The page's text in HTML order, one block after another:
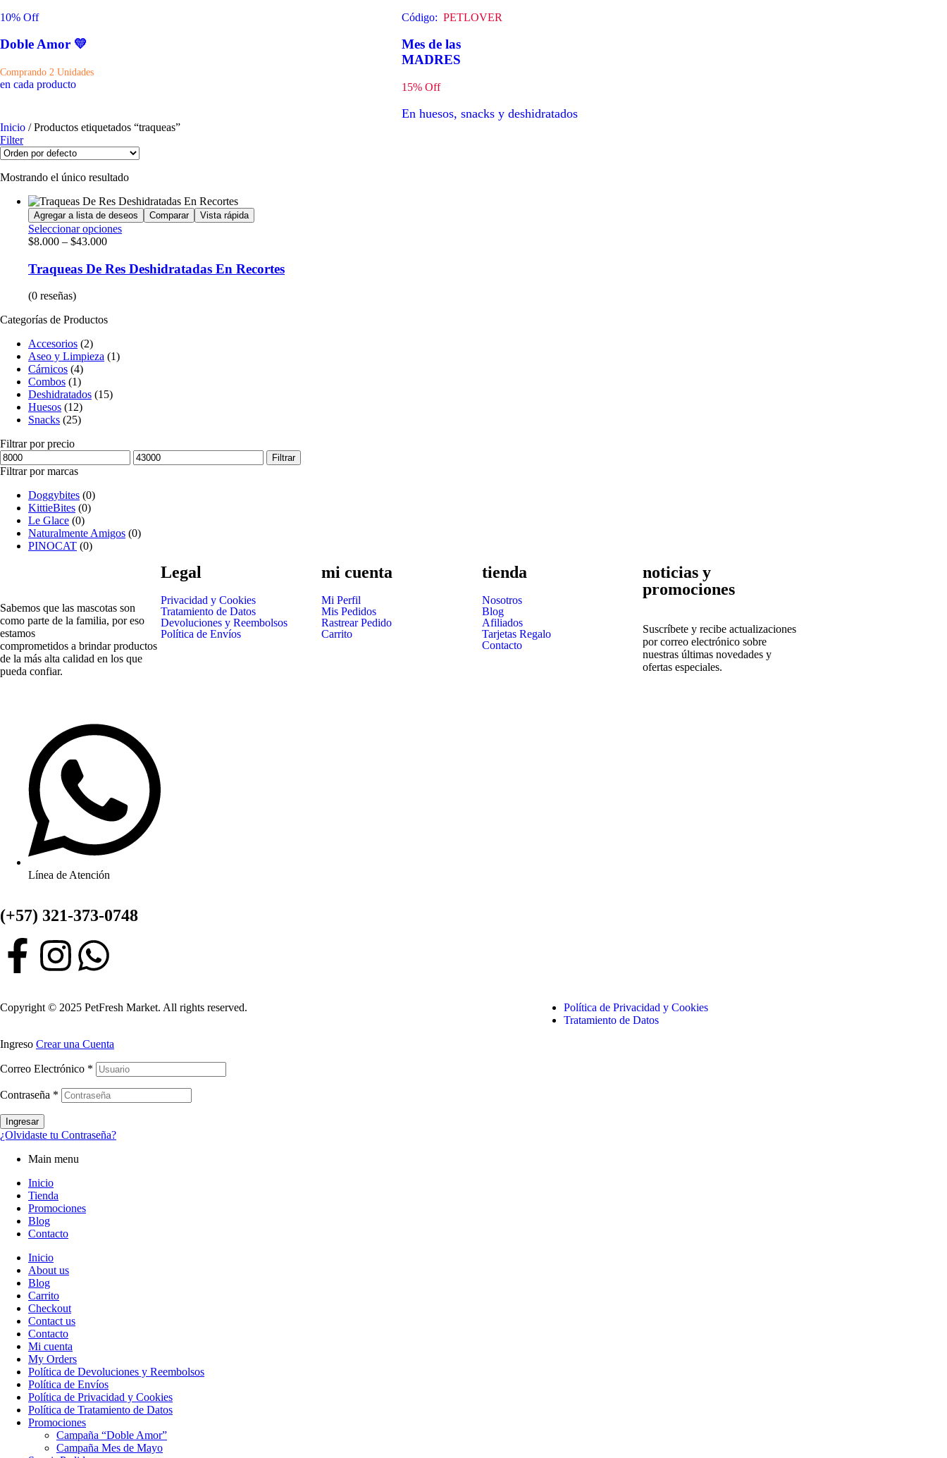
10% Off
Doble Amor 💛
Comprando 2 Unidades
en cada producto
Código: PETLOVER
Mes de las
MADRES
15% Off
En huesos, snacks y deshidratados
Inicio / Productos etiquetados “traqueas”
Filter
Mostrando el único resultado
Agregar a lista de deseos Comparar Vista rápida
Seleccionar opciones
$8.000 – $43.000
Traqueas De Res Deshidratadas En Recortes
(0 reseñas)
Categorías de Productos
Accesorios (2)
Aseo y Limpieza (1)
Cárnicos (4)
Combos (1)
Deshidratados (15)
Huesos (12)
Snacks (25)
Filtrar por precio
Filtrar
Filtrar por marcas
Doggybites (0)
KittieBites (0)
Le Glace (0)
Naturalmente Amigos (0)
PINOCAT (0)
Sabemos que las mascotas son
como parte de la familia, por eso
estamos
comprometidos a brindar productos
de la más alta calidad en los que
pueda confiar.
Línea de Atención
(+57) 321-373-0748
Legal
Privacidad y Cookies
Tratamiento de Datos
Devoluciones y Reembolsos
Política de Envíos
mi cuenta
Mi Perfil
Mis Pedidos
Rastrear Pedido
Carrito
tienda
Nosotros
Blog
Afiliados
Tarjetas Regalo
Contacto
noticias y
promociones
Suscríbete y recibe actualizaciones
por correo electrónico sobre
nuestras últimas novedades y
ofertas especiales.
Copyright © 2025 PetFresh Market. All rights reserved.
Política de Privacidad y Cookies
Tratamiento de Datos
Ingreso Crear una Cuenta
Correo Electrónico *
Contraseña *
Ingresar
¿Olvidaste tu Contraseña?
Main menu
Inicio
Tienda
Promociones
Blog
Contacto
Inicio
About us
Blog
Carrito
Checkout
Contact us
Contacto
Mi cuenta
My Orders
Política de Devoluciones y Reembolsos
Política de Envíos
Política de Privacidad y Cookies
Política de Tratamiento de Datos
Promociones
Campaña “Doble Amor”
Campaña Mes de Mayo